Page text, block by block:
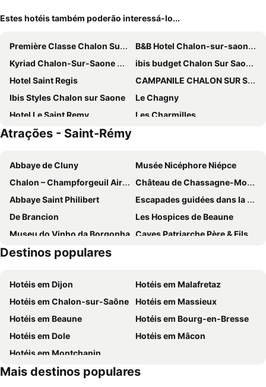
Estes hotéis também poderão interessá-lo...
Première Classe Chalon Sur Saône
B&B Hotel Chalon-sur-saone Sud
Kyriad Chalon-Sur-Saone Centre
ibis budget Chalon Sur Saone Nord
Hotel Saint Regis
CAMPANILE CHALON SUR SAONE
Ibis Styles Chalon sur Saone
Le Chagny
Hotel Le Saint Remy
Les Charmilles
ibis Europe Chalon Sur Saone
Chateau Saint-Michel - Cercle Des Grands Crus
Auberge Du Camp Romain
Atrações - Saint-Rémy
Abbaye de Cluny
Musée Nicéphore Niépce
Chalon – Champforgeuil Airport
Château de Chassagne-Montrachet
Abbaye Saint Philibert
Escapades guidées dans la ville
De Brancion
Les Hospices de Beaune
Museu do Vinho da Borgonha Caves Patriarche Père & Fils
Haras National
Le château du Clos-Vougeot
Destinos populares
Hotéis em Dijon
Hotéis em Malafretaz
Hotéis em Chalon-sur-Saône
Hotéis em Massieux
Hotéis em Beaune
Hotéis em Bourg-en-Bresse
Hotéis em Dole
Hotéis em Mâcon
Hotéis em Montchanin
Mais destinos populares